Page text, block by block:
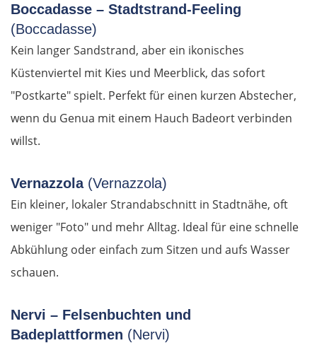
Boccadasse – Stadtstrand-Feeling
(Boccadasse)
Kein langer Sandstrand, aber ein ikonisches
Küstenviertel mit Kies und Meerblick, das sofort
"Postkarte" spielt. Perfekt für einen kurzen Abstecher,
wenn du Genua mit einem Hauch Badeort verbinden
willst.
Vernazzola (Vernazzola)
Ein kleiner, lokaler Strandabschnitt in Stadtnähe, oft
weniger "Foto" und mehr Alltag. Ideal für eine schnelle
Abkühlung oder einfach zum Sitzen und aufs Wasser
schauen.
Nervi – Felsenbuchten und
Badeplattformen (Nervi)
Frankfurt (Oder)
Fürstenwalde
Berlin
Spreewald
Dresden
Sächsische Schweiz